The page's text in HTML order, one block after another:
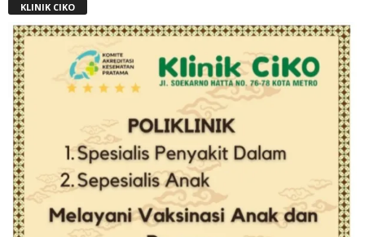
KLINIK CIKO